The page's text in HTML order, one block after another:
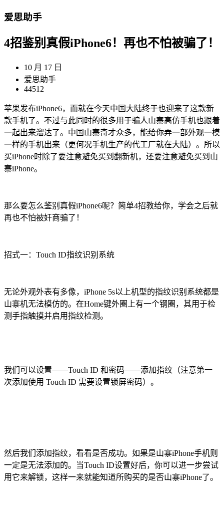
爱思助手
4招鉴别真假iPhone6！再也不怕被骗了！
10 月 17 日
爱思助手
44512
苹果发布iPhone6，而就在今天中国大陆终于也迎来了这款新
款手机了。不过与此同时的很多用于骗人山寨高仿手机也跟着
一起出来溜达了。中国山寨奇才众多，能给你弄一部外观一模
一样的手机出来（更何况手机生产的代工厂就在大陆）。所以
买iPhone时除了要注意避免买到翻新机，还要注意避免买到山
寨iPhone。
那么要怎么鉴别真假iPhone6呢？简单4招教给你，学会之后就
再也不怕被奸商骗了！
招式一：Touch ID指纹识别系统
无论外观外表有多像，iPhone 5s以上机型的指纹识别系统都是
山寨机无法模仿的。在Home键外圈上有一个钢圈，其用于检
测手指触摸并启用指纹检测。
我们可以设置——Touch ID 和密码——添加指纹（注意第一
次添加使用 Touch ID 需要设置锁屏密码）。
然后我们添加指纹，看看是否成功。如果是山寨iPhone手机则
一定是无法添加的。当Touch ID设置好后，你可以进一步尝试
用它来解锁，这样一来就能知道所购买的是否山寨iPhone了。